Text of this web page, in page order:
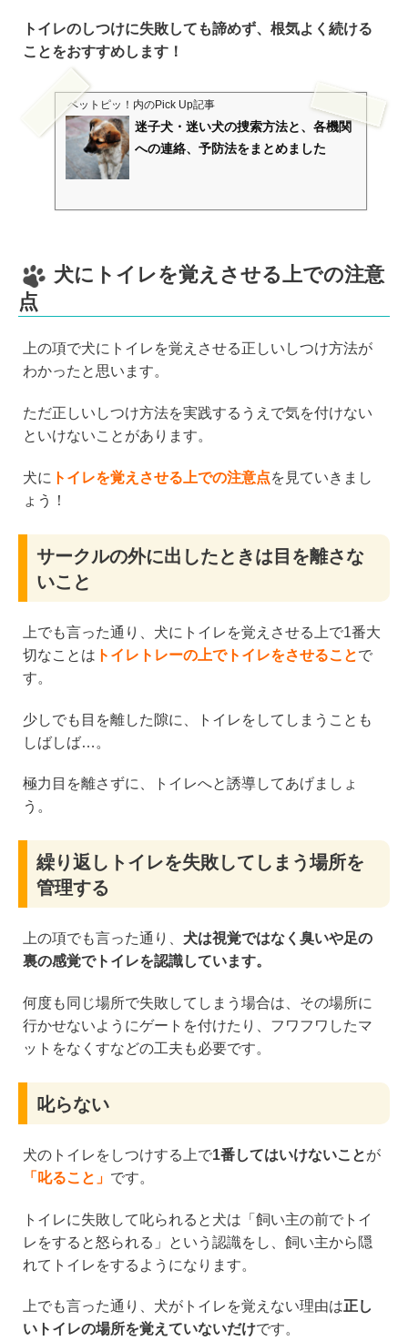
トイレのしつけに失敗しても諦めず、根気よく続ける
ことをおすすめします！
ペットピッ！ 内のPick Up記事
迷子犬・迷い犬の捜索方法と、各機関
への連絡、予防法をまとめました
犬にトイレを覚えさせる上での注意
点
上の項で犬にトイレを覚えさせる正しいしつけ方法が
わかったと思います。
ただ正しいしつけ方法を実践するうえで気を付けない
といけないことがあります。
犬に トイレを覚えさせる上での注意点を見ていきまし
ょう！
サークルの外に出したときは目を離さな
いこと
上でも言った通り、犬にトイレを覚えさせる上で1番大
切なことは トイレトレーの上でトイレをさせることで
す。
少しでも目を離した隙に、トイレをしてしまうことも
しばしば…。
極力目を離さずに、トイレへと誘導してあげましょ
う。
繰り返しトイレを失敗してしまう場所を
管理する
上の項でも言った通り、 犬は視覚ではなく臭いや足の
裏の感覚でトイレを認識しています。
何度も同じ場所で失敗してしまう場合は、その場所に
行かせないようにゲートを付けたり、フワフワしたマ
ットをなくすなどの工夫も必要です。
叱らない
犬のトイレをしつけする上で1番してはいけないことが
「叱ること」 です。
トイレに失敗して叱られると犬は「飼い主の前でトイ
レをすると怒られる」という認識をし、飼い主から隠
れてトイレをするようになります。
上でも言った通り、犬がトイレを覚えない理由は正し
いトイレの場所を覚えていないだけです。